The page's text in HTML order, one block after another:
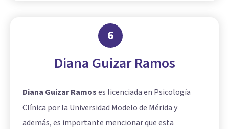
6
Diana Guizar Ramos
Diana Guizar Ramoses licenciada en Psicología
Clínica por la Universidad Modelo de Mérida y
además, es importante mencionar que esta